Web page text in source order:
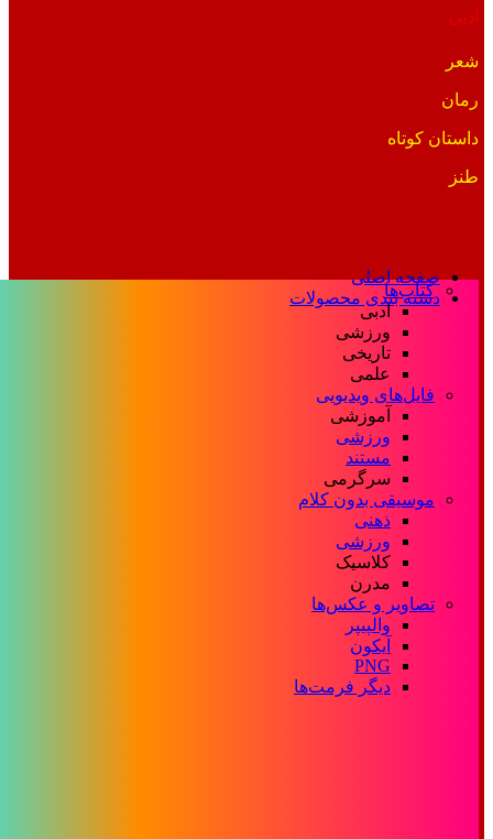
ادبی
شعر
رمان
داستان کوتاه
طنز
صفحه اصلی
دسته بندی محصولات
کتاب‌ها
ادبی
ورزشی
تاریخی
علمی
فایل‌های ویدیویی
آموزشی
ورزشی
مستند
سرگرمی
موسیقی بدون کلام
ذهنی
ورزشی
کلاسیک
مدرن
تصاویر و عکس‌ها
والپیپر
آیکون
PNG
دیگر فرمت‌ها